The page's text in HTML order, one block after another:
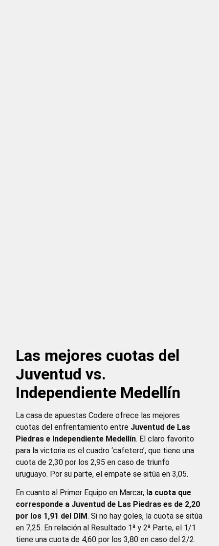
Las mejores cuotas del
Juventud vs.
Independiente Medellín
La casa de apuestas Codere ofrece las mejores
cuotas del enfrentamiento entre Juventud de Las
Piedras e Independiente Medellín. El claro favorito
para la victoria es el cuadro ‘cafetero’, que tiene una
cuota de 2,30 por los 2,95 en caso de triunfo
uruguayo. Por su parte, el empate se sitúa en 3,05.
En cuanto al Primer Equipo en Marcar, l a cuota que
corresponde a Juventud de Las Piedras es de 2,20
por los 1,91 del DIM. Si no hay goles, la cuota se sitúa
en 7,25. En relación al Resultado 1ª y 2ª Parte, el 1/1
tiene una cuota de 4,60 por los 3,80 en caso del 2/2.